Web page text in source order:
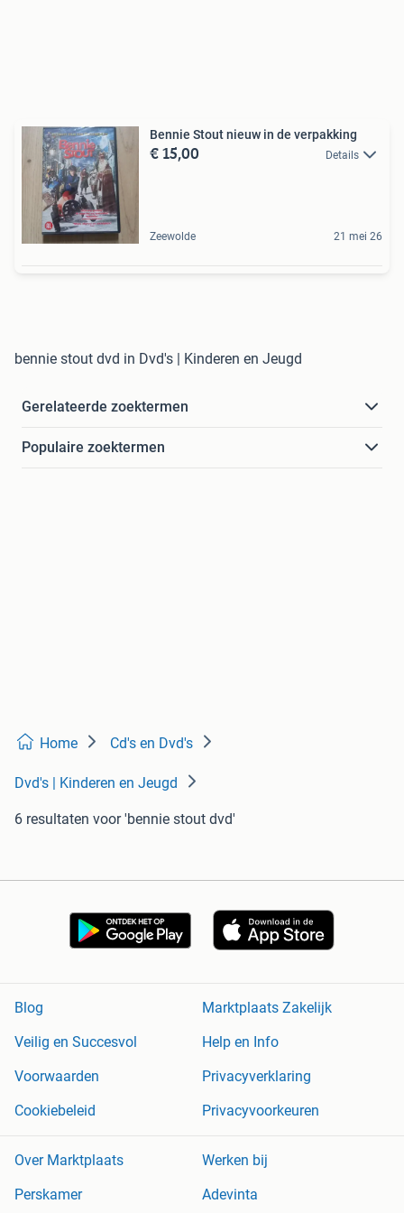
Bennie Stout nieuw in de verpakking
€ 15,00 Details
Zeewolde 21 mei 26
bennie stout dvd in Dvd's | Kinderen en Jeugd
Gerelateerde zoektermen
Populaire zoektermen
Home Cd's en Dvd's
Dvd's | Kinderen en Jeugd
6 resultaten voor 'bennie stout dvd'
Blog
Marktplaats Zakelijk
Veilig en Succesvol
Help en Info
Voorwaarden
Privacyverklaring
Cookiebeleid
Privacyvoorkeuren
Over Marktplaats
Werken bij
Perskamer
Adevinta